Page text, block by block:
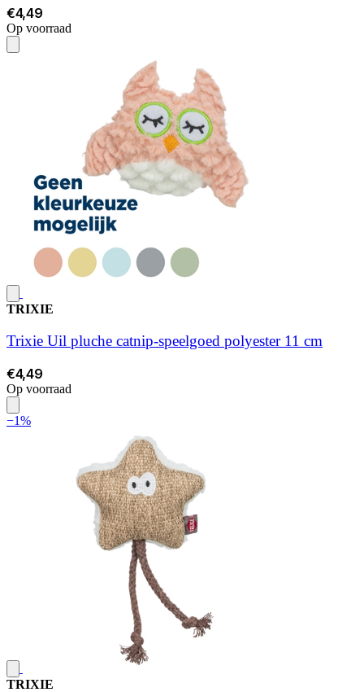
€4,49
Op voorraad
TRIXIE
Trixie Uil pluche catnip-speelgoed polyester 11 cm
€4,49
Op voorraad
−1%
TRIXIE